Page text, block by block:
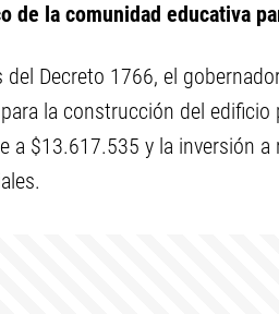
de la comunidad educativa
del Decreto 1766, el
la construcción del
a $13.617.535 y la inversión